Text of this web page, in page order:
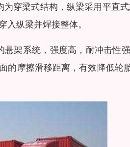
穿梁式结构，纵梁采用平直
入纵梁并焊接整体。
悬架系统，强度高，耐冲击性
的摩擦滑移距离，有效降低